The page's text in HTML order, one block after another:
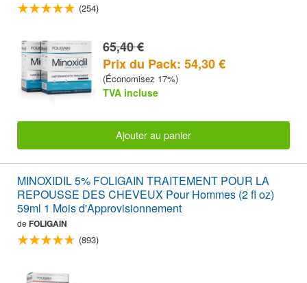
(254)
65,40 €
Prix du Pack: 54,30 €
(Économisez 17%)
TVA incluse
Ajouter au panier
MINOXIDIL 5% FOLIGAIN TRAITEMENT POUR LA
REPOUSSE DES CHEVEUX Pour Hommes (2 fl oz)
59ml 1 Mois d'Approvisionnement
de FOLIGAIN
(893)